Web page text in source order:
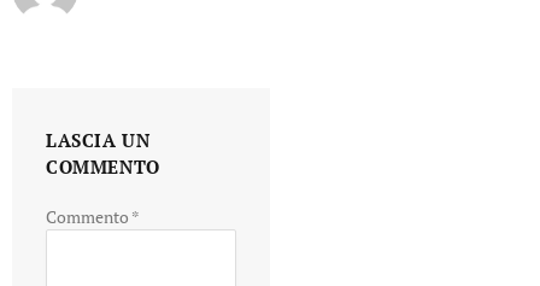
LASCIA UN
COMMENTO
Commento *